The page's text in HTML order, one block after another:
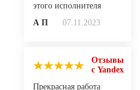
этого исполнителя
А П
07.11.2023
Отзывы
с Yandex
Прекрасная работа